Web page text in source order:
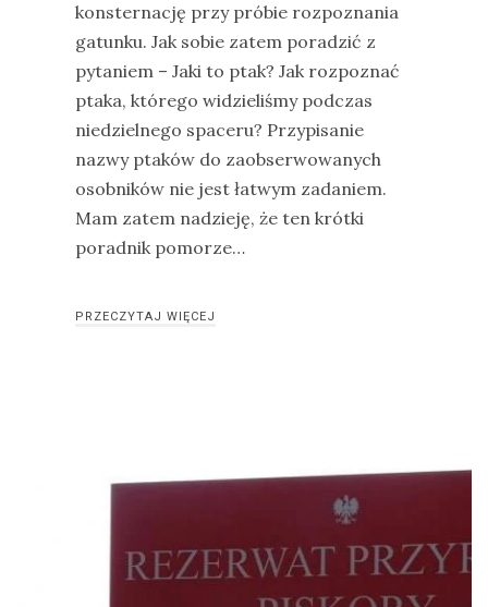
konsternację przy próbie rozpoznania
gatunku. Jak sobie zatem poradzić z
pytaniem – Jaki to ptak? Jak rozpoznać
ptaka, którego widzieliśmy podczas
niedzielnego spaceru? Przypisanie
nazwy ptaków do zaobserwowanych
osobników nie jest łatwym zadaniem.
Mam zatem nadzieję, że ten krótki
poradnik pomorze…
PRZECZYTAJ WIĘCEJ